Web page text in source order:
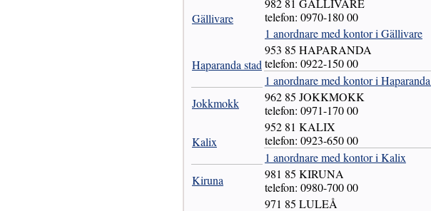
Gällivare
982 81 GÄLLIVARE
telefon: 0970-180 00
1 anordnare med kontor i Gällivare
Haparanda stad
953 85 HAPARANDA
telefon: 0922-150 00
1 anordnare med kontor i
Jokkmokk
962 85 JOKKMOKK
telefon: 0971-170 00
Kalix
952 81 KALIX
telefon: 0923-650 00
1 anordnare med kontor i Kalix
Kiruna
981 85 KIRUNA
telefon: 0980-700 00
971 85 LULEÅ